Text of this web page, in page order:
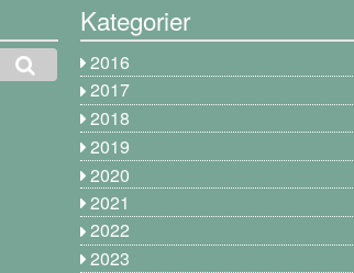
Kategorier
2016
2017
2018
2019
2020
2021
2022
2023